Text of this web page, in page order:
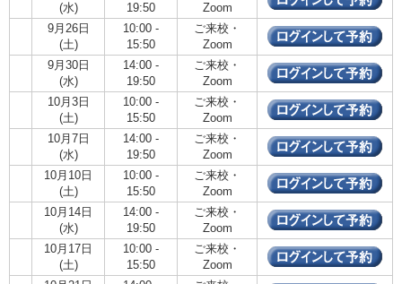
(水)
19:50
Zoom
9月26日
(土)
10:00 -
15:50
ご来校・
Zoom
9月30日
(水)
14:00 -
19:50
ご来校・
Zoom
10月3日
(土)
10:00 -
15:50
ご来校・
Zoom
10月7日
(水)
14:00 -
19:50
ご来校・
Zoom
10月10日
(土)
10:00 -
15:50
ご来校・
Zoom
10月14日
(水)
14:00 -
19:50
ご来校・
Zoom
10月17日
(土)
10:00 -
15:50
ご来校・
Zoom